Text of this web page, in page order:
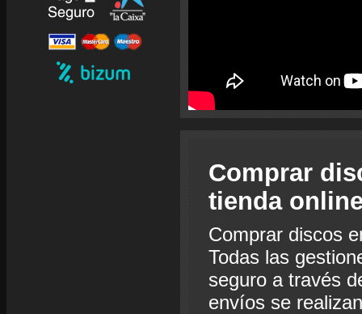
Comprar
tienda
Comprar discos
Todas las
seguro a través
envíos se